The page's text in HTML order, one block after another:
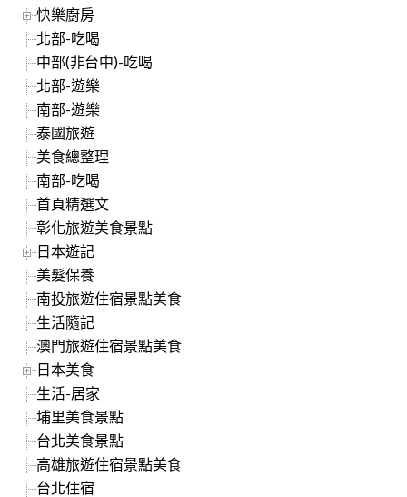
快樂廚房
北部-吃喝
中部(非台中)-吃喝
北部-遊樂
南部-遊樂
泰國旅遊
美食總整理
南部-吃喝
首頁精選文
彰化旅遊美食景點
日本遊記
美髮保養
南投旅遊住宿景點美食
生活隨記
澳門旅遊住宿景點美食
日本美食
生活-居家
埔里美食景點
台北美食景點
高雄旅遊住宿景點美食
台北住宿